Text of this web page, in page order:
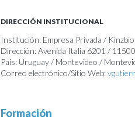
DIRECCIÓN INSTITUCIONAL
Institución: Empresa Privada /
Dirección: Avenida Italia 6201 / 11500
País: Uruguay / Montevideo /
Correo electrónico/Sitio Web:
Formación